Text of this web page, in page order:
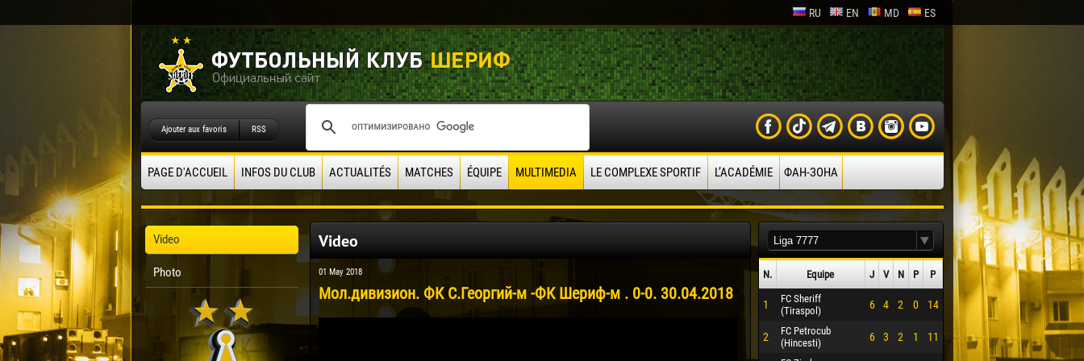
RU EN MD ES
Ajouter aux favoris RSS
PAGE D'ACCUEIL INFOS DU CLUB ACTUALITÉS MATCHES ÉQUIPE MULTIMEDIA LE COMPLEXE SPORTIF L’ACADÉMIE ФАН-ЗОНА
Video
Photo
Video
01 May 2018
Мол.дивизион. ФК С.Георгий-м -ФК Шериф-м . 0-0. 30.04.2018
N. Equipe J V N P P
1
FC Sheriff
(Tiraspol)
6 4 2 0 14
2
FC Petrocub
(Hincesti)
6 3 2 1 11